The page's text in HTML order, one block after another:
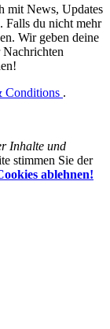
mit News, Updates
Falls du nicht mehr
Wir geben deine
Conditions .
Inhalte und
stimmen Sie der
ablehnen!